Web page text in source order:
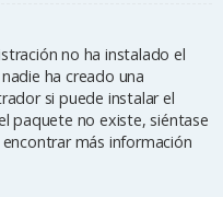
no ha instalado el
ha creado una
si puede instalar el
paquete no existe, siéntase
más información